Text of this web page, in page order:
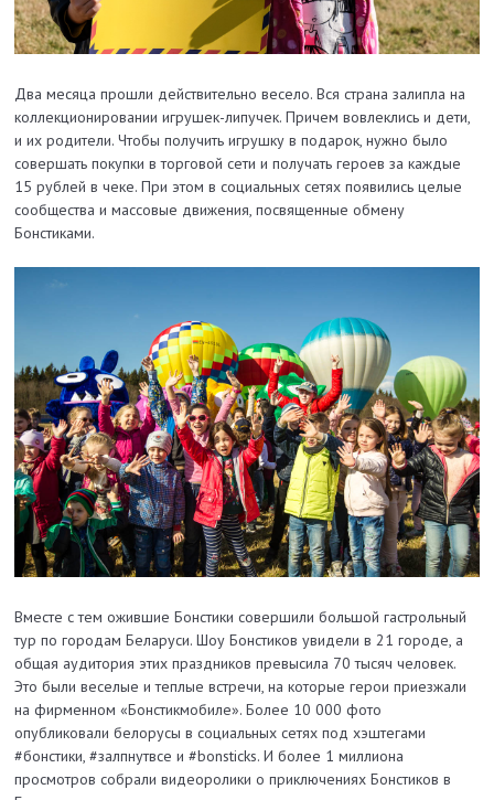
Два месяца прошли действительно весело. Вся страна залипла на
коллекционировании игрушек-липучек. Причем вовлеклись и дети,
и их родители. Чтобы получить игрушку в подарок, нужно было
совершать покупки в торговой сети и получать героев за каждые
15 рублей в чеке. При этом в социальных сетях появились целые
сообщества и массовые движения, посвященные обмену
Бонстиками.
Вместе с тем ожившие Бонстики совершили большой гастрольный
тур по городам Беларуси. Шоу Бонстиков увидели в 21 городе, а
общая аудитория этих праздников превысила 70 тысяч человек.
Это были веселые и теплые встречи, на которые герои приезжали
на фирменном «Бонстикмобиле». Более 10 000 фото
опубликовали белорусы в социальных сетях под хэштегами
#бонстики, #залпнутвсе и #bonsticks. И более 1 миллиона
просмотров собрали видеоролики о приключениях Бонстиков в